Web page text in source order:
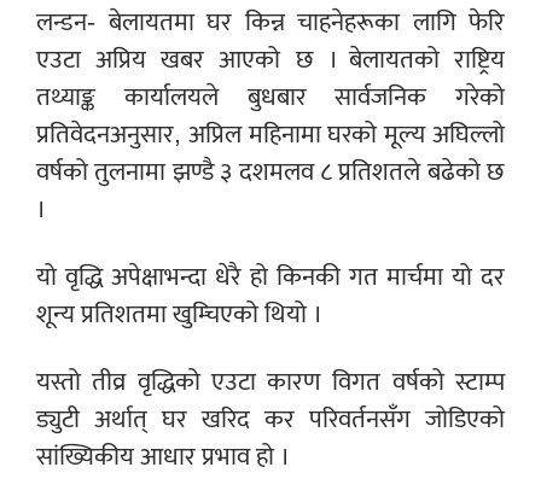
लन्डन- बेलायतमा घर किन्न चाहनेहरूका लागि फेरि
एउटा अप्रिय खबर आएको छ । बेलायतको राष्ट्रिय
तथ्याङ्क कार्यालयले बुधबार सार्वजनिक गरेको
प्रतिवेदनअनुसार, अप्रिल महिनामा घरको मूल्य अघिल्लो
वर्षको तुलनामा झण्डै ३ दशमलव ८ प्रतिशतले बढेको छ
।
यो वृद्धि अपेक्षाभन्दा धेरै हो किनकी गत मार्चमा यो दर
शून्य प्रतिशतमा खुम्चिएको थियो ।
यस्तो तीव्र वृद्धिको एउटा कारण विगत वर्षको स्टाम्प
ड्युटी अर्थात् घर खरिद कर परिवर्तनसँग जोडिएको
सांख्यिकीय आधार प्रभाव हो ।